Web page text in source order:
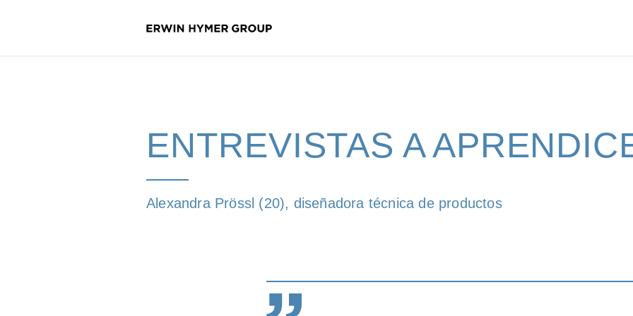
ENTREVISTAS A
Alexandra Prössl (20), diseñadora técnica de productos